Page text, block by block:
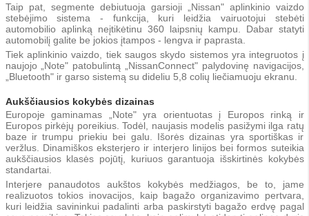
Taip pat, segmente debiutuoja garsioji „Nissan" aplinkinio vaizdo
stebėjimo sistema - funkcija, kuri leidžia vairuotojui stebėti
automobilio aplinką neįtikėtinu 360 laipsnių kampu. Dabar statyti
automobilį galite be jokios įtampos - lengva ir paprasta.
Tiek aplinkinio vaizdo, tiek saugos skydo sistemos yra integruotos į
naujojo „Note" patobulintą „NissanConnect" palydovinę navigacijos,
„Bluetooth" ir garso sistemą su dideliu 5,8 colių liečiamuoju ekranu.
Aukščiausios kokybės dizainas
Europoje gaminamas „Note" yra orientuotas į Europos rinką ir
Europos pirkėjų poreikius. Todėl, naujasis modelis pasižymi ilga ratų
baze ir trumpu priekiu bei galu. Išorės dizainas yra sportiškas ir
veržlus. Dinamiškos eksterjero ir interjero linijos bei formos suteikia
aukščiausios klasės pojūtį, kuriuos garantuoja išskirtinės kokybės
standartai.
Interjere panaudotos aukštos kokybės medžiagos, be to, jame
realizuotos tokios inovacijos, kaip bagažo organizavimo pertvara,
kuri leidžia savininkui padalinti arba paskirstyti bagažo erdvę pagal